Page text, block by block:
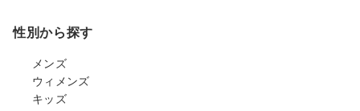
性別から探す
メンズ
ウィメンズ
キッズ